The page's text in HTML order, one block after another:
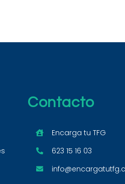
Contacto
Encarga tu TFG
623 15 16 03